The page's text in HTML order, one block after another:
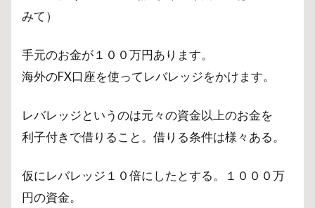
みて）
手元のお金が１００万円あります。
海外のFX口座を使ってレバレッジをかけます。
レバレッジというのは元々の資金以上のお金を
利子付きで借りること。借りる条件は様々ある。
仮にレバレッジ１０倍にしたとする。１０００万
円の資金。